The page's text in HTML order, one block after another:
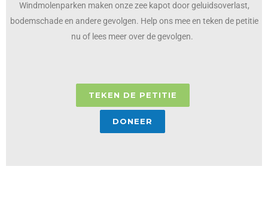
Windmolenparken maken onze zee kapot door geluidsoverlast,
bodemschade en andere gevolgen. Help ons mee en teken de petitie
nu of lees meer over de gevolgen.
TEKEN DE PETITIE
DONEER